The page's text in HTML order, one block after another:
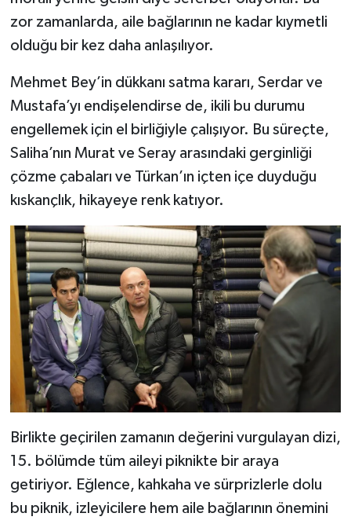
zor zamanlarda, aile bağlarının ne kadar kıymetli
olduğu bir kez daha anlaşılıyor.
Mehmet Bey’in dükkanı satma kararı, Serdar ve
Mustafa’yı endişelendirse de, ikili bu durumu
engellemek için el birliğiyle çalışıyor. Bu süreçte,
Saliha’nın Murat ve Seray arasındaki gerginliği
çözme çabaları ve Türkan’ın içten içe duyduğu
kıskançlık, hikayeye renk katıyor.
Birlikte geçirilen zamanın değerini vurgulayan dizi,
15. bölümde tüm aileyi piknikte bir araya
getiriyor. Eğlence, kahkaha ve sürprizlerle dolu
bu piknik, izleyicilere hem aile bağlarının önemini